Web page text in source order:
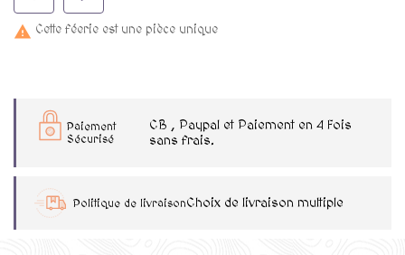
 Cette féerie est une pièce unique
Paiement
Sécurisé
CB , Paypal et Paiement en 4 Fois
sans frais.
Politique de livraisonChoix de livraison multiple